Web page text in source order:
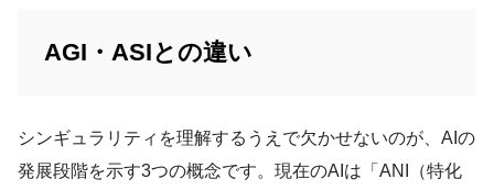
AGI・ASIとの違い
シンギュラリティを理解するうえで欠かせないのが、AIの
発展段階を示す3つの概念です。現在のAIは「ANI（特化